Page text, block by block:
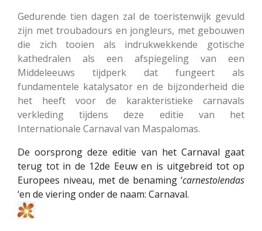
Gedurende tien dagen zal de toeristenwijk gevuld
zijn met troubadours en jongleurs, met gebouwen
die zich tooien als indrukwekkende gotische
kathedralen als een afspiegeling van een
Middeleeuws tijdperk dat fungeert als
fundamentele katalysator en de bijzonderheid die
het heeft voor de karakteristieke carnavals
verkleding tijdens deze editie van het
Internationale Carnaval van Maspalomas.
De oorsprong deze editie van het Carnaval gaat
terug tot in de 12de Eeuw en is uitgebreid tot op
Europees niveau, met de benaming ‘carnestolendas
‘en de viering onder de naam: Carnaval.